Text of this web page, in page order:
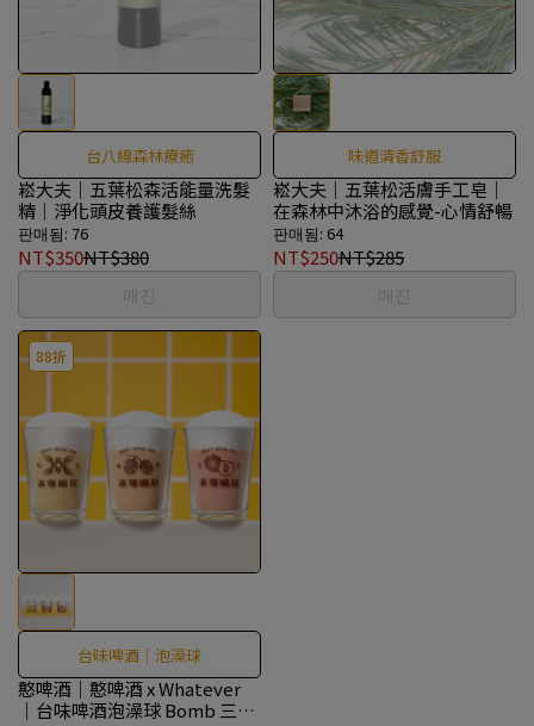
台八線森林療癒
崧大夫｜五葉松森活能量洗髮
精｜淨化頭皮養護髮絲
판매됨: 76
NT$350NT$380
매진
味道清香舒服
崧大夫｜五葉松活膚手工皂｜
在森林中沐浴的感覺-心情舒暢
판매됨: 64
NT$250NT$285
매진
88折
台味啤酒｜泡澡球
憨啤酒｜憨啤酒 x Whatever
｜台味啤酒泡澡球 Bomb 三款